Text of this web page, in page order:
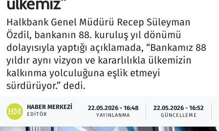
Halkbank Genel Müdürü Recep Süleyman
Özdil, bankanın 88. kuruluş yıl dönümü
dolayısıyla yaptığı açıklamada, “Bankamız 88
yıldır aynı vizyon ve kararlılıkla ülkemizin
kalkınma yolculuğuna eşlik etmeyi
sürdürüyor.” dedi.
HABER MERKEZI
EDITÖR
22.05.2026 - 16:48
YAYINLANMA
22.05.2026 - 16:52
GÜNCELLEME
Kurumsal Haberler
Lezzet Durağı
Memur ve Kamu
Otomobil
Oyun